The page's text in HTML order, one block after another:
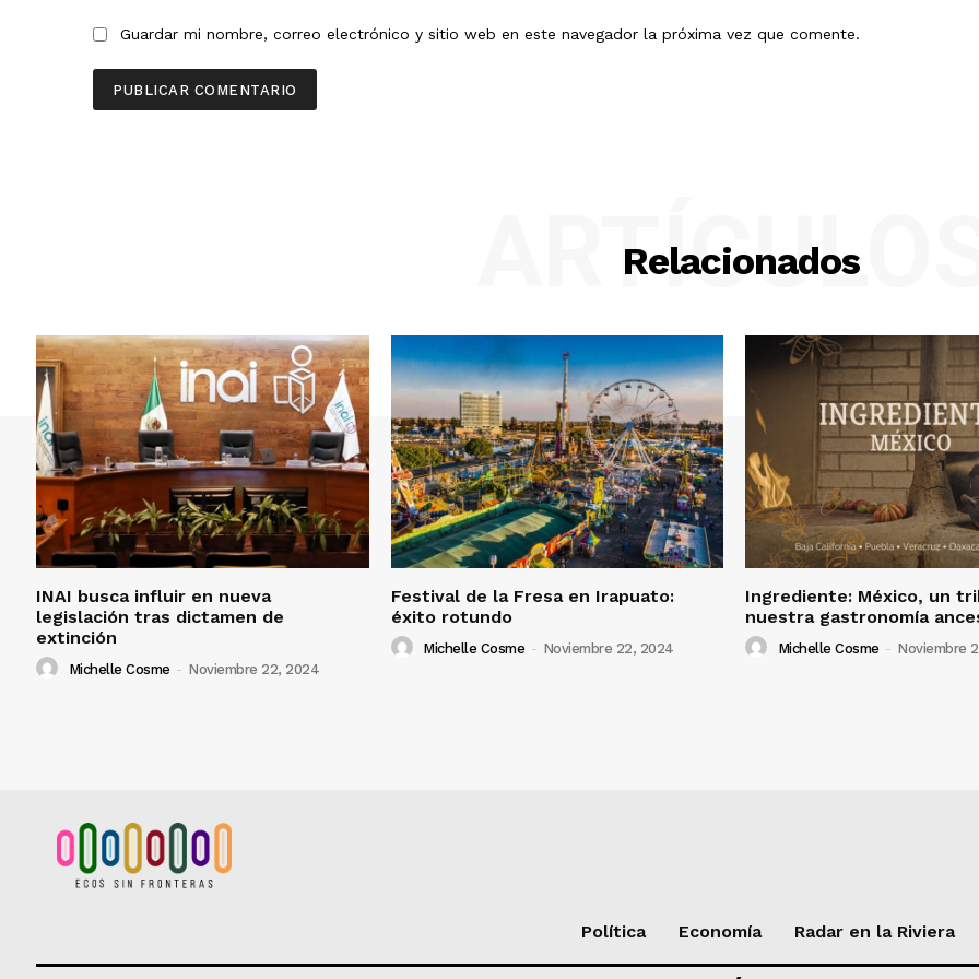
Guardar mi nombre, correo electrónico y sitio web en este navegador la próxima vez que comente.
Relacionados
INAI busca influir en nueva
legislación tras dictamen de
extinción
Michelle Cosme - Noviembre 22, 2024
Festival de la Fresa en Irapuato:
éxito rotundo
Michelle Cosme - Noviembre 22, 2024
Ingrediente: México, un
nuestra gastronomía
Michelle Cosme - Noviembre
Política Economía Radar en la Riviera